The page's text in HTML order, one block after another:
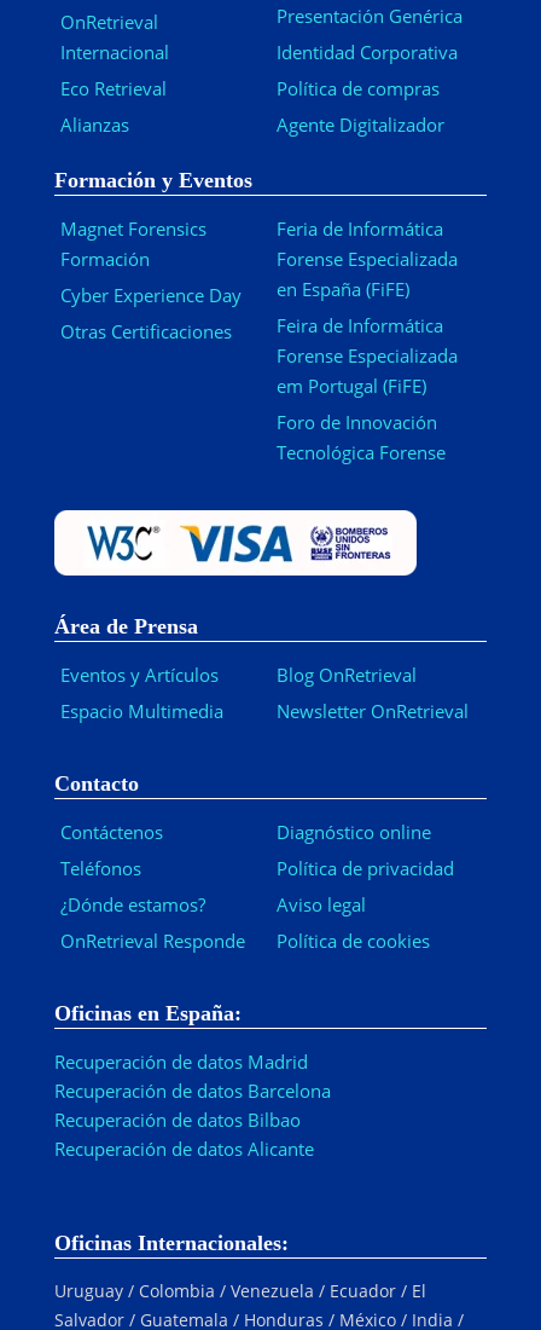
OnRetrieval
Internacional
Eco Retrieval
Alianzas
Presentación Genérica
Identidad Corporativa
Política de compras
Agente Digitalizador
Formación y Eventos
Magnet Forensics
Formación
Cyber Experience Day
Otras Certificaciones
Feria de Informática
Forense Especializada
en España (FiFE)
Feira de Informática
Forense Especializada
em Portugal (FiFE)
Foro de Innovación
Tecnológica Forense
Área de Prensa
Eventos y Artículos
Espacio Multimedia
Blog OnRetrieval
Newsletter OnRetrieval
Contacto
Contáctenos
Teléfonos
¿Dónde estamos?
OnRetrieval Responde
Diagnóstico online
Política de privacidad
Aviso legal
Política de cookies
Oficinas en España:
Recuperación de datos Madrid
Recuperación de datos Barcelona
Recuperación de datos Bilbao
Recuperación de datos Alicante
Oficinas Internacionales:
Uruguay / Colombia / Venezuela / Ecuador / El
Salvador / Guatemala / Honduras / México / India /